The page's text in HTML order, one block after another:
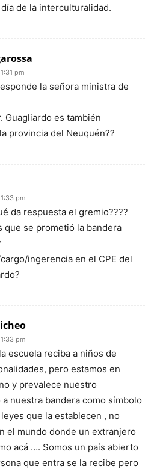
de la interculturalidad.
pm
la señora ministra de
Guagliardo es también
provincia del Neuquén??
pm
da respuesta el gremio????
que se prometió la bandera
ingerencia en el CPE del
pm
escuela reciba a niños de
pero estamos en
y prevalece nuestro
nuestra bandera como símbolo
que la establecen , no
el mundo donde un extranjero
acá …. Somos un país abierto
que entra se la recibe pero